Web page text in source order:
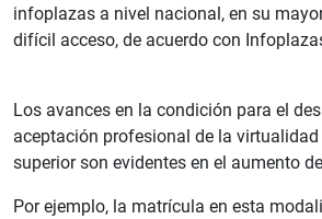
infoplazas a nivel nacional, en su
difícil acceso, de acuerdo con
Los avances en la condición para el
aceptación profesional de la
superior son evidentes en el aumento
Por ejemplo, la matrícula en esta